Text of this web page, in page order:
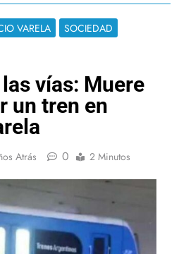
VARELA
SOCIEDAD
vías: Muere
un tren en
Atrás 0 2 Minutos